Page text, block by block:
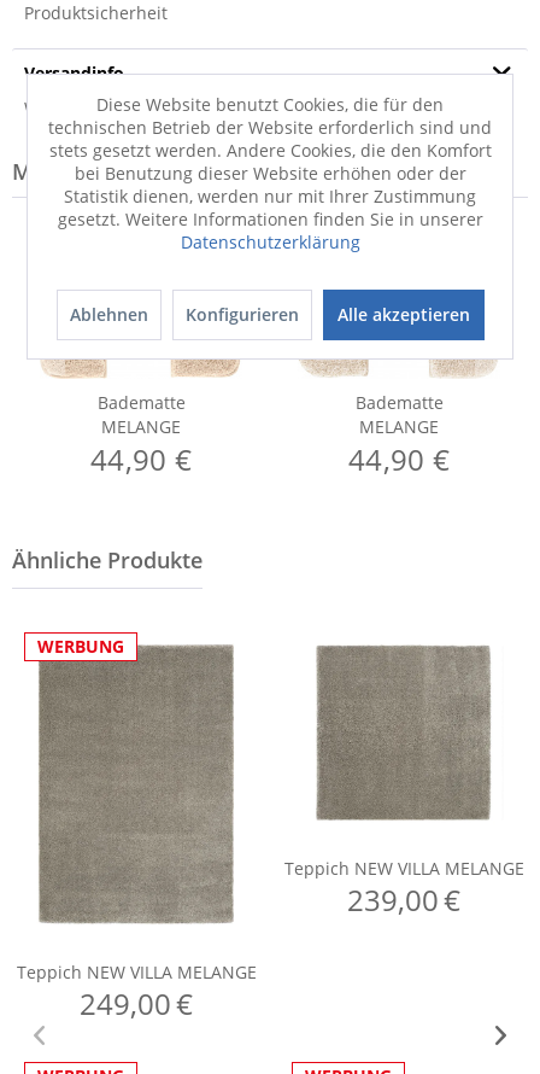
Produktsicherheit
Versandinfo
Weitere Informationen zum Versand...
Modell-Familie: MELANGE
Badematte
MELANGE
44,90 €
Badematte
MELANGE
44,90 €
Diese Website benutzt Cookies, die für den
technischen Betrieb der Website erforderlich sind und
stets gesetzt werden. Andere Cookies, die den Komfort
bei Benutzung dieser Website erhöhen oder der
Statistik dienen, werden nur mit Ihrer Zustimmung
gesetzt. Weitere Informationen finden Sie in unserer
Datenschutzerklärung
Ablehnen Konfigurieren Alle akzeptieren